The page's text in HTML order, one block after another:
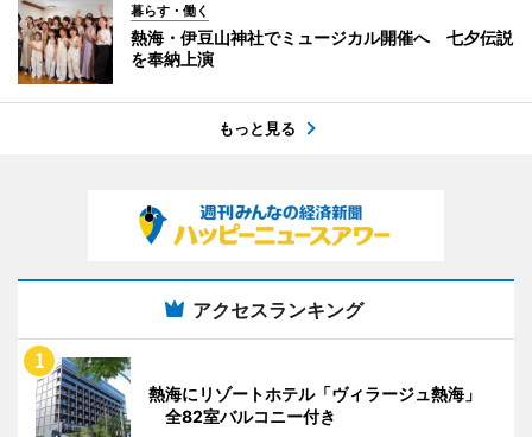
暮らす・働く
熱海・伊豆山神社でミュージカル開催へ 七夕伝説
を奉納上演
もっと見る
アクセスランキング
熱海にリゾートホテル「ヴィラージュ熱海」
全82室バルコニー付き